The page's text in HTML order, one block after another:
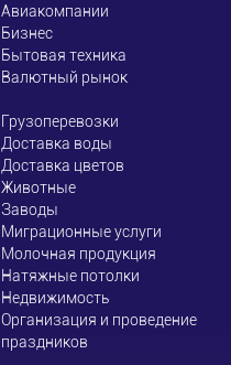
Авиакомпании
Бизнес
Бытовая техника
Валютный рынок
Грузоперевозки
Доставка воды
Доставка цветов
Животные
Заводы
Миграционные услуги
Молочная продукция
Натяжные потолки
Недвижимость
Организация и проведение
праздников